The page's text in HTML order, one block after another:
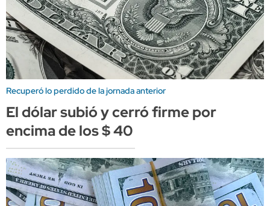
Recuperó lo perdido de la jornada anterior
El dólar subió y cerró firme por
encima de los $ 40